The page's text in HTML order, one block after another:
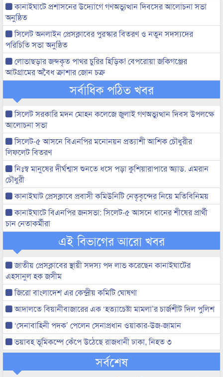
কানাইঘাটে প্রশাসনের উদ্যোগে গণঅভ্যুত্থান দিবসের আলোচনা সভা
অনুষ্ঠিত
সিলেট অনলাইন প্রেসক্লাবের পুরস্কার বিতরণ ও নতুন সদস্যদের
পরিচিতি সভা অনুষ্ঠিত
লোভাছড়ার জব্দকৃত পাথর চুরির হিড়িক! বেপরোয়া জকিগঞ্জের
আটগ্রামের অবৈধ ক্রাশার জোন চক্র
সর্বাধিক পঠিত খবর
সিলেট সরকারি মদন মোহন কলেজে জুলাই গণঅভ্যুত্থান দিবস উপলক্ষে
আলোচনা সভা
সিলেট-৫ আসনে বিএনপির মনোনয়ন প্রত্যাশী আশিক চৌধুরীর
লিফলেট বিতরণ
নিঃস্ব মানুষের দীর্ঘশ্বাস শুনতে ধসে পড়া কুশিয়ারাপারে অ্যাড. এমরান
চৌধুরী
কানাইঘাট প্রেসক্লাবে প্রবাসী কমিউনিটি নেতৃবৃন্দের নিয়ে মতিবিনিময়
কানাইঘাটে বিএনপির জনসভা: সিলেট-৫ আসনে ধানের শীষের প্রার্থী
চান নেতাকর্মীরা
এই বিভাগের আরো খবর
জাতীয় প্রেসক্লাবের স্থায়ী সদস্য পদ লাভ করেছেন কানাইঘাটের
এহসানুল হক জসীম
জিরো বাংলাদেশ এর কেন্দ্রীয় কমিটি ঘোষণা
আদালতে বিয়ানীবাজারের এক ‘হত্যাচেষ্টা মামলা’র চার্জশীট দিল পুলিশ
‘সেনাবাহিনী পদক’ পেলেন সেনাপ্রধান ওয়াকার-উজ-জামান
ভয়াবহ ভূমিকম্পে কেঁপে উঠেছে রাজধানী ঢাকা, নিহত ৩
সর্বশেষ